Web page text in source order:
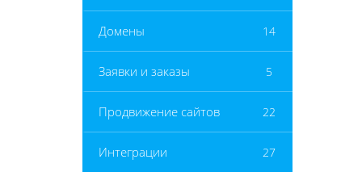
Домены 14
Заявки и заказы 5
Продвижение сайтов 22
Интеграции 27